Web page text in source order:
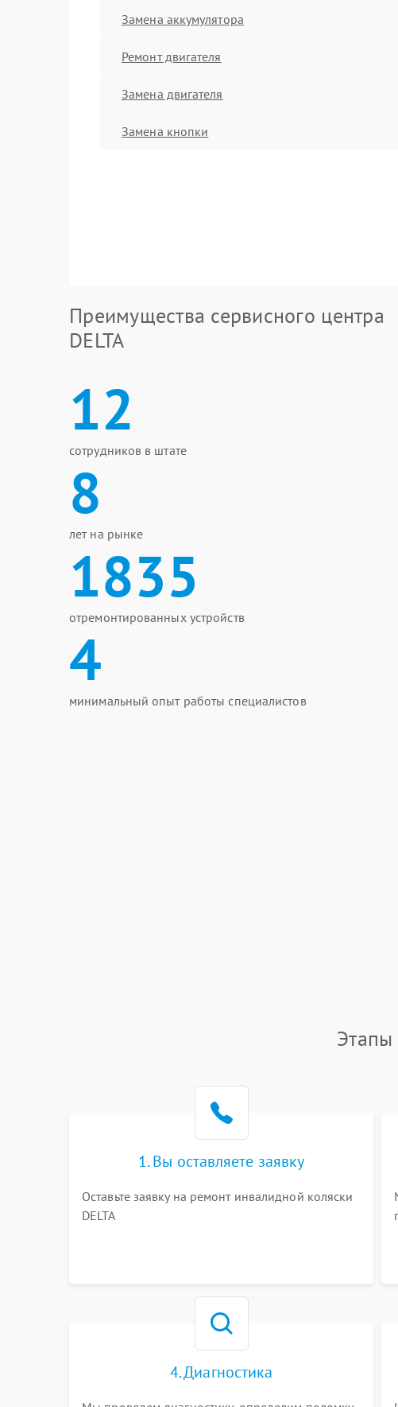
Замена аккумулятора
Ремонт двигателя
Замена двигателя
Замена кнопки
Преимущества сервисного центра
DELTA
12
сотрудников в штате
8
лет на рынке
1835
отремонтированных устройств
4
минимальный опыт работы специалистов
Этапы
1. Вы оставляете заявку
Оставьте заявку на ремонт инвалидной коляски
DELTA
4. Диагностика